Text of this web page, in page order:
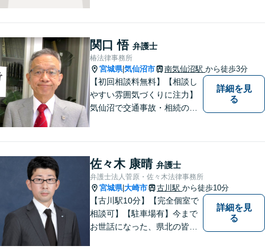
夜間・休日対応可】お早めの
ご相談が、納得のいく解決へ
の第一歩です。
関口 悟 弁護士
椿法律事務所
宮城県|気仙沼市 南気仙沼駅 から徒歩3分
【初回相談料無料】【相談し
やすい雰囲気づくりに注力】
気仙沼で交通事故・相続のこ
婚・刑事事件のご相談にも対
応します。【南気仙沼駅3分】
詳細を見
る
佐々木 康晴 弁護士
弁護士法人菅原・佐々木法律事務所
宮城県|大崎市 古川駅 から徒歩10分
【古川駅10分】【完全個室で
相談可】【駐車場有】今まで
お世話になった、県北の皆さ
詳細を見
る